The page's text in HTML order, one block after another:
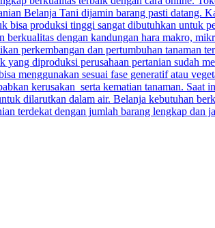
Belanja Tani dijamin barang pasti datang.
bisa produksi tinggi sangat dibutuhkan untuk
berkualitas dengan kandungan hara makro,
perkembangan dan pertumbuhan tanaman
diproduksi perusahaan pertanian sudah
menggunakan sesuai fase generatif atau
kerusakan serta kematian tanaman.
dilarutkan dalam air. Belanja kebutuhan
terdekat dengan jumlah barang lengkap